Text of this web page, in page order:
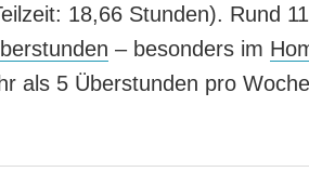
18,66 Stunden). Rund
– besonders im
als 5 Überstunden pro